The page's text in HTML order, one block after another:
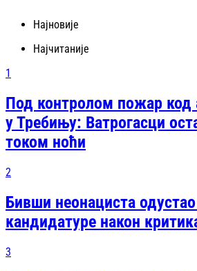
Најновије
Најчитаније
1
Под контролом пожар код
у Требињу: Ватрогасци
током ноћи
2
Бивши неонациста
кандидатуре након
3